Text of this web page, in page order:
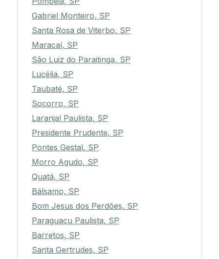
Gabriel Monteiro, SP
Santa Rosa de Viterbo, SP
Maracaí, SP
São Luiz do Paraitinga, SP
Lucélia, SP
Taubaté, SP
Socorro, SP
Laranjal Paulista, SP
Presidente Prudente, SP
Pontes Gestal, SP
Morro Agudo, SP
Quatá, SP
Bálsamo, SP
Bom Jesus dos Perdões, SP
Paraguaçu Paulista, SP
Barretos, SP
Santa Gertrudes, SP